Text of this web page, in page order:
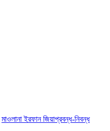
মাওলানা ইরফান জিয়াপ্রবন্ধ-নিবন্ধ